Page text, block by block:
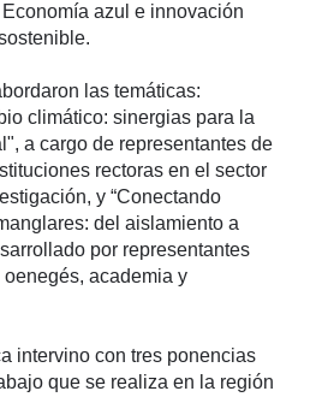
azul e innovación
las temáticas:
climático: sinergias para la
a cargo de representantes de
rectoras en el sector
y “Conectando
del aislamiento a
por representantes
academia y
intervino con tres ponencias
que se realiza en la región